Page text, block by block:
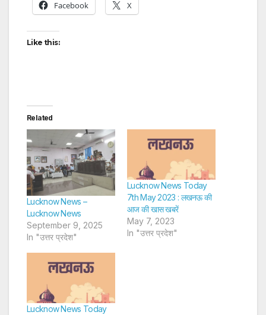
Facebook X
Like this:
Related
Lucknow News –
Lucknow News
September 9, 2025
In "उत्तर प्रदेश"
Lucknow News Today
7th May 2023 : लखनऊ की
आज की खास खबरें
May 7, 2023
In "उत्तर प्रदेश"
Lucknow News Today